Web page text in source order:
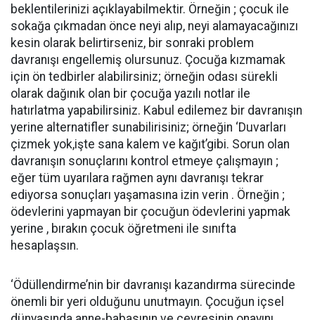
beklentilerinizi açıklayabilmektir. Örneğin ; çocuk ile
sokağa çıkmadan önce neyi alıp, neyi alamayacağınızı
kesin olarak belirtirseniz, bir sonraki problem
davranışı engellemiş olursunuz. Çocuğa kızmamak
için ön tedbirler alabilirsiniz; örneğin odası sürekli
olarak dağınık olan bir çocuğa yazılı notlar ile
hatırlatma yapabilirsiniz. Kabul edilemez bir davranışın
yerine alternatifler sunabilirisiniz; örneğin ‘Duvarları
çizmek yok,işte sana kalem ve kağıt’gibi. Sorun olan
davranışın sonuçlarını kontrol etmeye çalışmayın ;
eğer tüm uyarılara rağmen aynı davranışı tekrar
ediyorsa sonuçları yaşamasına izin verin . Örneğin ;
ödevlerini yapmayan bir çocuğun ödevlerini yapmak
yerine , bırakın çocuk öğretmeni ile sınıfta
hesaplaşsın.
‘Ödüllendirme’nin bir davranışı kazandırma sürecinde
önemli bir yeri olduğunu unutmayın. Çocuğun içsel